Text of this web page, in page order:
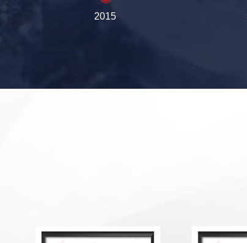
2015